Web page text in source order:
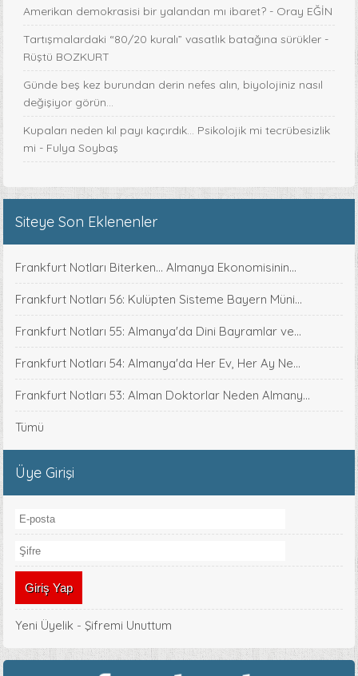
Amerikan demokrasisi bir yalandan mı ibaret? - Oray EĞİN
Tartışmalardaki “80/20 kuralı” vasatlık batağına sürükler -
Rüştü BOZKURT
Günde beş kez burundan derin nefes alın, biyolojiniz nasıl
değişiyor görün...
Kupaları neden kıl payı kaçırdık… Psikolojik mi tecrübesizlik
mi - Fulya Soybaş
Siteye Son Eklenenler
Frankfurt Notları Biterken... Almanya Ekonomisinin...
Frankfurt Notları 56: Kulüpten Sisteme Bayern Müni...
Frankfurt Notları 55: Almanya'da Dini Bayramlar ve...
Frankfurt Notları 54: Almanya'da Her Ev, Her Ay Ne...
Frankfurt Notları 53: Alman Doktorlar Neden Almany...
Tümü
Üye Girişi
Yeni Üyelik -Şifremi Unuttum